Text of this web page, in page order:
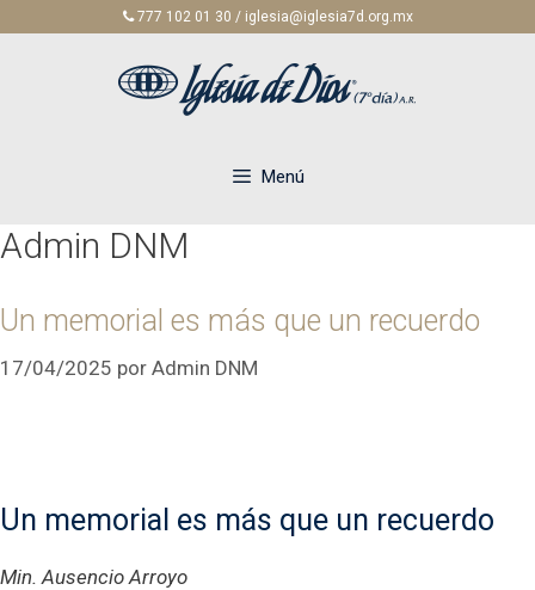
777 102 01 30 / iglesia@iglesia7d.org.mx
Menú
Admin DNM
Un memorial es más que un recuerdo
17/04/2025 por Admin DNM
Un memorial es más que un recuerdo
Min. Ausencio Arroyo